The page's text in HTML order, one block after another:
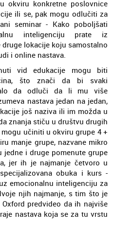
okviru konkretne poslovnice
ili se, pak mogu odlučiti za
seminar - Kako poboljšati
inteligenciju prate iz
lokacije koju samostalno
i online nastava.
vid edukacije mogu biti
što znači da bi svaki
da odluči da li mu više
nastava jedan na jedan,
još naziva ili im možda u
znanja stiču u društvu drugih
učiniti u okviru grupe 4 +
manje grupe, nazvane mikro
jedne i druge pomenute grupe
jer ih je najmanje četvoro u
obuka i kurs -
emocionalnu inteligenciju za
njih najmanje, s tim što je
predvideo da ih najviše
nastava koja se za tu vrstu